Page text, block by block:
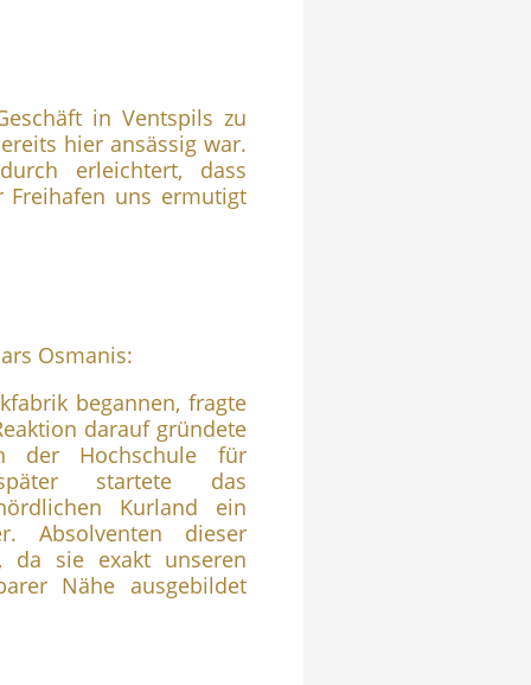
in Ventspils zu
hier ansässig war.
erleichtert, dass
uns ermutigt
Osmanis:
begannen, fragte
darauf gründete
der Hochschule für
startete das
Kurland ein
Absolventen dieser
da sie exakt unseren
Nähe ausgebildet